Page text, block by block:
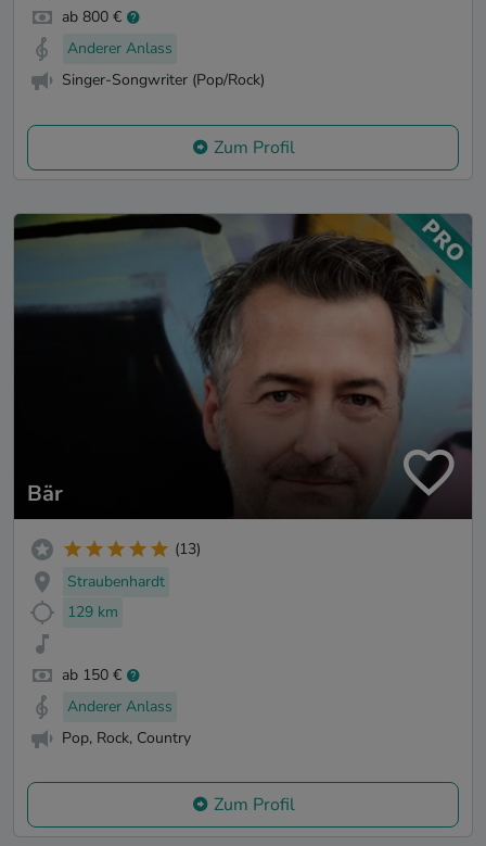
ab 800 €
Anderer Anlass
Singer-Songwriter (Pop/Rock)
Zum Profil
Bär
(13)
Straubenhardt
129 km
ab 150 €
Anderer Anlass
Pop, Rock, Country
Zum Profil